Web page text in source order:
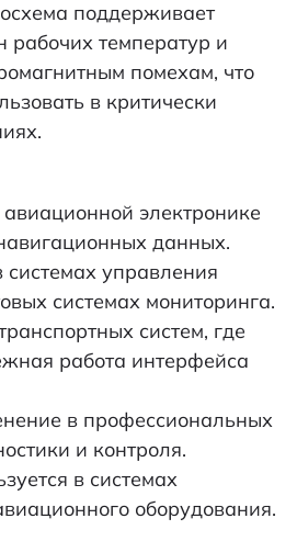
поддерживает
температур и
помехам, что
в критически
электронике
данных.
системах управления
системах мониторинга.
систем, где
работа интерфейса
в профессиональных
и контроля.
в системах
оборудования.